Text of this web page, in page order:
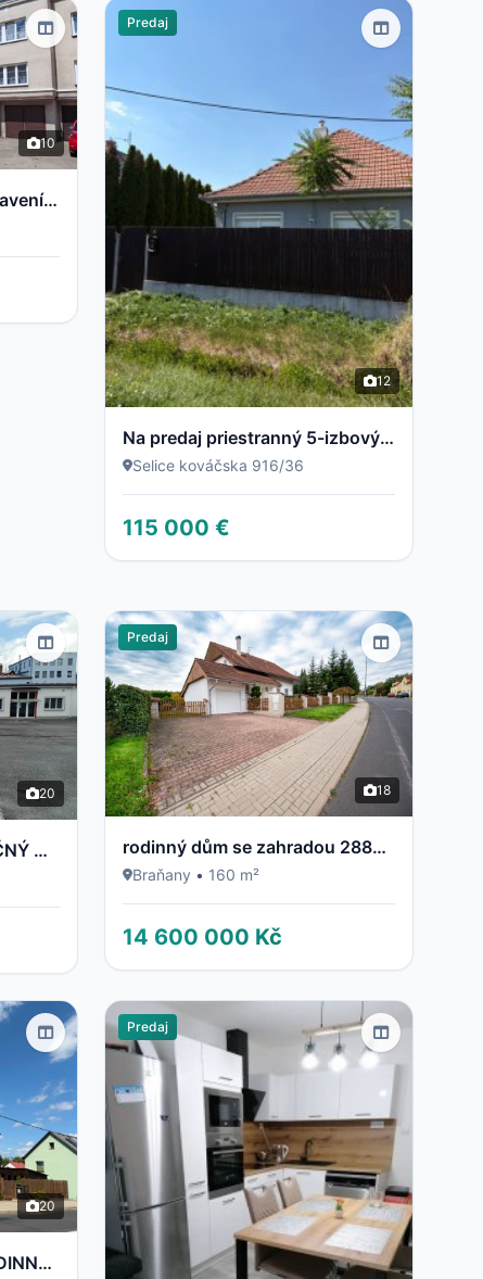
2
10
Byt 2+1 s balkonem a vybavením – Světlá nad Sázavou
Predaj
12
Na predaj priestranný 5-izbový rodinný dom v obci Selice pripravený stať sa vaším novým domovom
Selice kováčska 916/36
115 000 €
20
PRENÁJOM - POLYFUNKČNÝ OBJEKT / BUDOVA - NECPALSKÁ CESTA 34 B – PRIEVIDZA
Predaj
18
rodinný dům se zahradou 2883m2
Braňany • 160 m²
14 600 000 Kč
20
PRODEJ MODERNÍHO RODINNÉHO DOMU 5+KK | 200 m² | PO KOMPLETNÍ REKONSTRUKCI | POZEMEK 700 m² | STARÉ S
Predaj